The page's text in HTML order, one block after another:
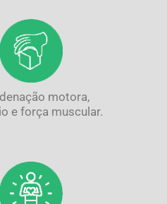
motora,
e força muscular.